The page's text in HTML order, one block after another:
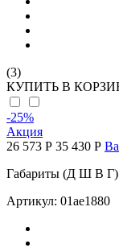
(3)
КУПИТЬ В
-25%
Акция
26 573 Р 35 430 Р
Габариты (Д Ш В
Артикул: 01ае1880